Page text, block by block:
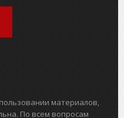
материалов,
По всем вопросам